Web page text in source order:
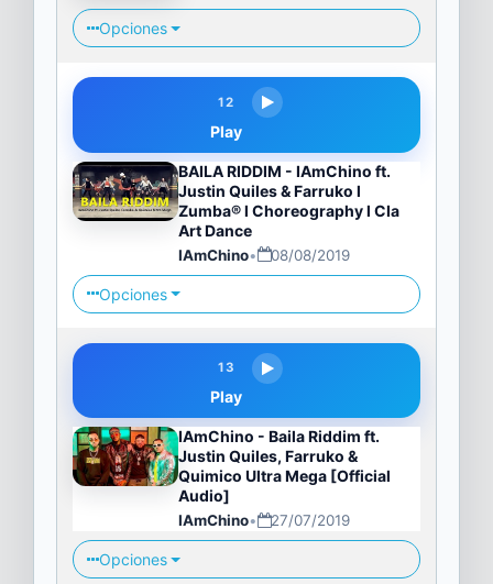
Opciones
12
Play
BAILA RIDDIM - IAmChino ft.
Justin Quiles & Farruko l
Zumba® l Choreography l CIa
Art Dance
IAmChino• 08/08/2019
Opciones
13
Play
IAmChino - Baila Riddim ft.
Justin Quiles, Farruko &
Quimico Ultra Mega [Official
Audio]
IAmChino• 27/07/2019
Opciones